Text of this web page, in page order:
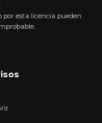
por esta licencia pueden